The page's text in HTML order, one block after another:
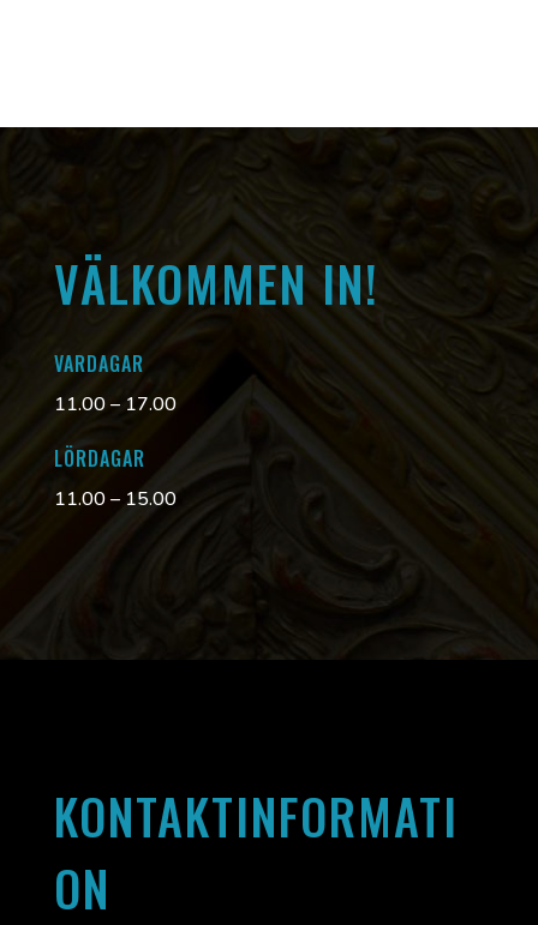
VÄLKOMMEN IN!
VARDAGAR
11.00 – 17.00
LÖRDAGAR
11.00 – 15.00
KONTAKTINFORMATI
ON